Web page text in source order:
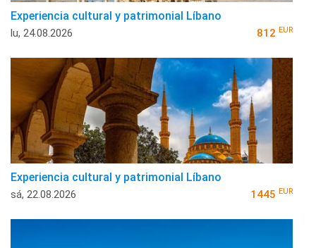
Experiencia cultural y patrimonial Líbano
lu, 24.08.2026 812 EUR
Experiencia cultural y patrimonial Líbano
sá, 22.08.2026 1445 EUR